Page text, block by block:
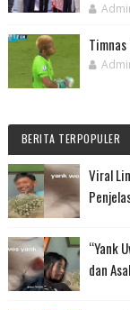
BERITA TERPOPULER
Viral
“Yank
dan